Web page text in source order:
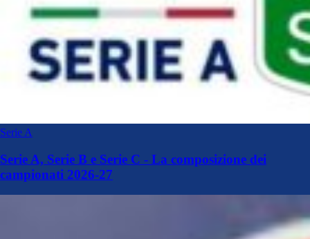
Serie A
Serie A, Serie B e Serie C - La composizione dei
campionati 2026-27